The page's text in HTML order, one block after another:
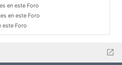
en este Foro
en este Foro
este Foro